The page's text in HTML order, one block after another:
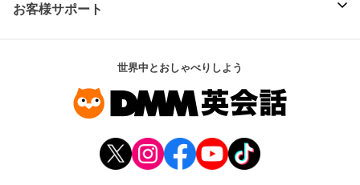
お客様サポート
世界中とおしゃべりしよう